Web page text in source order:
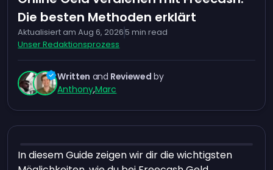
Die besten Methoden erklärt
Aktualisiert am Aug 6, 20265 min read
Unser Redaktionsprozess
Written and Reviewed by
Anthony,Marc
In diesem Guide zeigen wir dir die wichtigsten